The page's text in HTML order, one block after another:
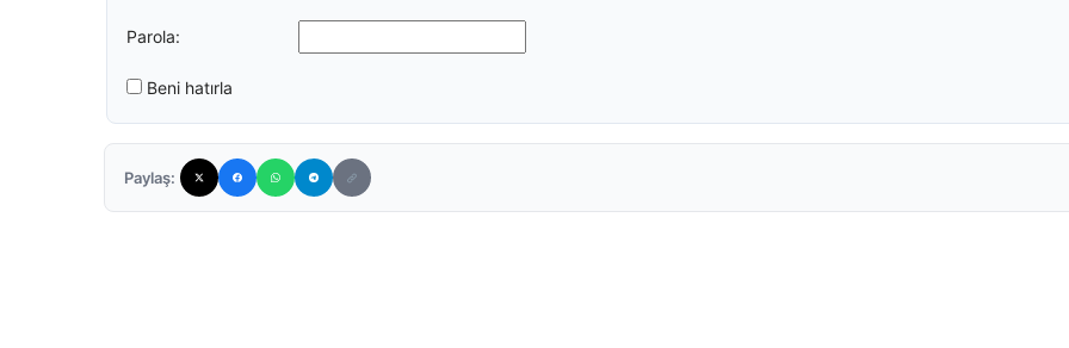
Parola:
Beni hatırla
Paylaş: